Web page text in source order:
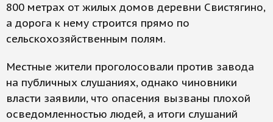
800 метрах от жилых домов деревни Свистягино,
а дорога к нему строится прямо по
сельскохозяйственным полям.
Местные жители проголосовали против завода
на публичных слушаниях, однако чиновники
власти заявили, что опасения вызваны плохой
осведомленностью людей, а итоги слушаний